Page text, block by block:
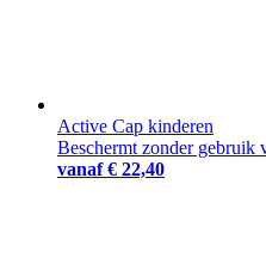
Active Cap kinderen
Beschermt zonder gebruik
vanaf € 22,40